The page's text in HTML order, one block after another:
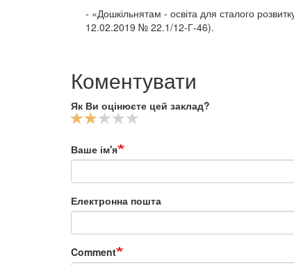
- «Дошкільнятам - освіта для сталого
12.02.2019 № 22.1/12-Г-46).
Коментувати
Як Ви оцінюєте цей заклад?
Ваше ім'я
Електронна пошта
Comment